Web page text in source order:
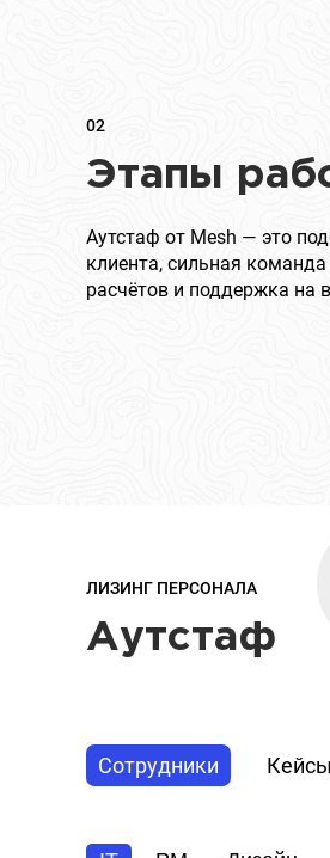
02
Этапы
Аутстаф от Mesh — это
клиента, сильная
расчётов и поддержка на
ЛИЗИНГ ПЕРСОНАЛА
Аутстаф
Сотрудники Кейсы